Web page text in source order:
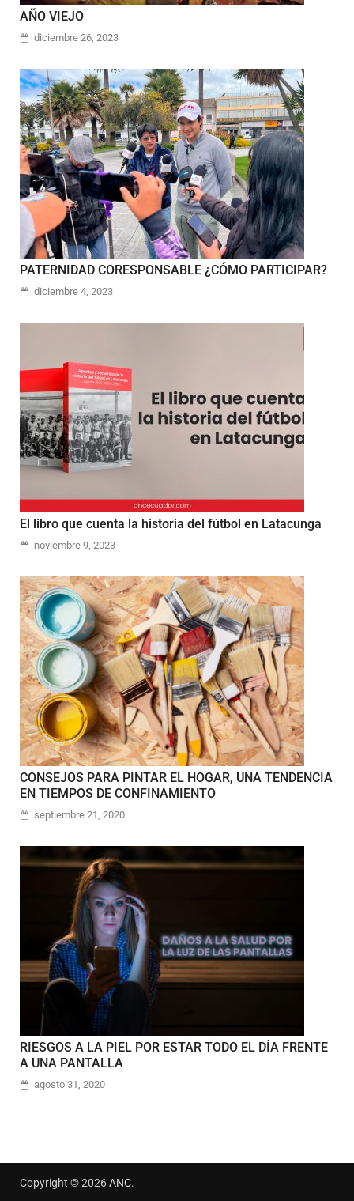
AÑO VIEJO
diciembre 26, 2023
PATERNIDAD CORESPONSABLE ¿CÓMO PARTICIPAR?
diciembre 4, 2023
El libro que cuenta la historia del fútbol en Latacunga
noviembre 9, 2023
CONSEJOS PARA PINTAR EL HOGAR, UNA TENDENCIA
EN TIEMPOS DE CONFINAMIENTO
septiembre 21, 2020
RIESGOS A LA PIEL POR ESTAR TODO EL DÍA FRENTE
A UNA PANTALLA
agosto 31, 2020
Copyright © 2026ANC.